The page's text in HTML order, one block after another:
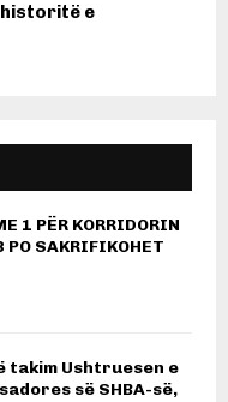
historitë e
1 PËR KORRIDORIN
PO SAKRIFIKOHET
takim Ushtruesen e
së SHBA-së,